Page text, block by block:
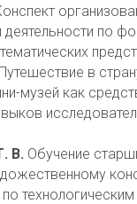
деятельности по
в
музей как
В. Обучение